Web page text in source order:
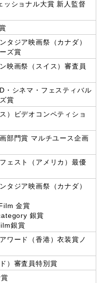
ッショナル大賞 新人監督
タジア映画祭（カナダ）
ズ賞
映画祭（スイス）審査員
・シネマ・フェスティバル
賞
）ビデオコンペティショ
部門賞 マルチユース企画
ェスト（アメリカ）最優
タジア映画祭（カナダ）
金賞
銀賞
銀賞
ワード（香港）衣装賞ノ
）審査員特別賞